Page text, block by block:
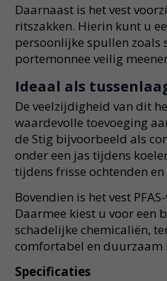
Daarnaast is het vest
ritszakken. Hierin kunt u
persoonlijke spullen zoals
portemonnee veilig
Ideaal als
De veelzijdigheid van dit
waardevolle toevoeging
de Stig bijvoorbeeld als
onder een jas tijdens
tijdens frisse ochtenden en
Bovendien is het vest
Daarmee kiest u voor een
schadelijke chemicaliën,
comfortabel en duurzaam
Specificaties